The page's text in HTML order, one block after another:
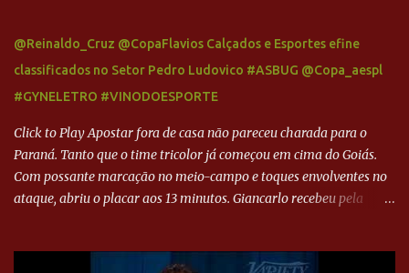
@Reinaldo_Cruz @CopaFlavios Calçados e Esportes efine
classificados no Setor Pedro Ludovico #ASBUG @Copa_aespl
#GYNELETRO #VINODOESPORTE
Click to Play Apostar fora de casa não pareceu charada para o
Paraná. Tanto que o time tricolor já começou em cima do Goiás.
Com possante marcação no meio-campo e toques envolventes no
ataque, abriu o placar aos 13 minutos. Giancarlo recebeu pela
Paraná ampliou a vantagem aos 21 minutos. Éverton Garroni